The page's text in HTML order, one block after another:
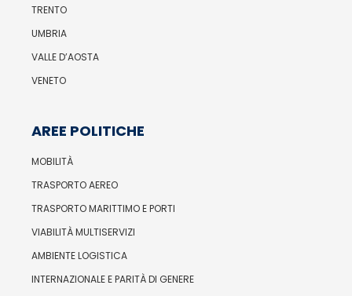
TRENTO
UMBRIA
VALLE D’AOSTA
VENETO
AREE POLITICHE
MOBILITÀ
TRASPORTO AEREO
TRASPORTO MARITTIMO E PORTI
VIABILITÀ MULTISERVIZI
AMBIENTE LOGISTICA
INTERNAZIONALE E PARITÀ DI GENERE